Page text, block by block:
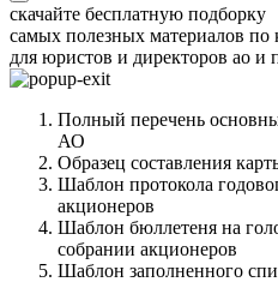
скачайте бесплатную подборку
самых полезных материалов по
для юристов и директоров ао и
Полный перечень
АО
Образец составления
Шаблон протокола
акционеров
Шаблон бюллетеня на
собрании акционеров
Шаблон заполненного